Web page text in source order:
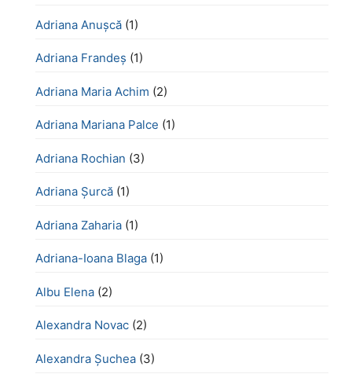
Adriana Anușcă (1)
Adriana Frandeș (1)
Adriana Maria Achim (2)
Adriana Mariana Palce (1)
Adriana Rochian (3)
Adriana Șurcă (1)
Adriana Zaharia (1)
Adriana-Ioana Blaga (1)
Albu Elena (2)
Alexandra Novac (2)
Alexandra Șuchea (3)